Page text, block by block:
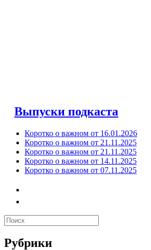
Выпуски подкаста
Коротко о важном от 16.01.2026
Коротко о важном от 21.11.2025
Коротко о важном от 21.11.2025
Коротко о важном от 14.11.2025
Коротко о важном от 07.11.2025
Рубрики